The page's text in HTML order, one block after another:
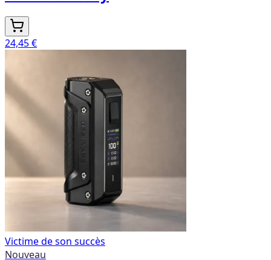
24,45 €
Victime de son succès
Nouveau